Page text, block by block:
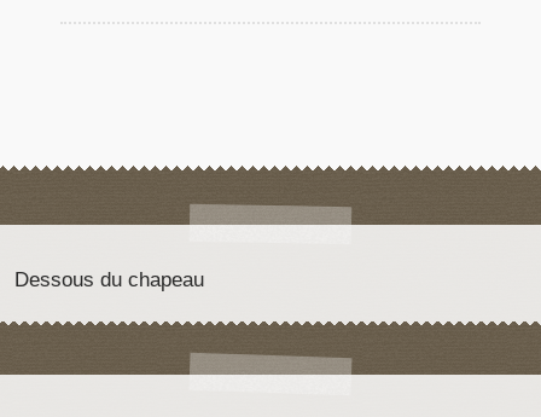
Dessous du chapeau